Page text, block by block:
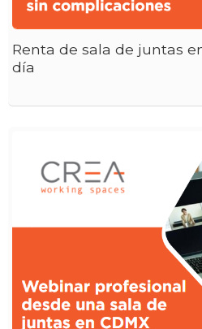
Renta de sala de juntas
día